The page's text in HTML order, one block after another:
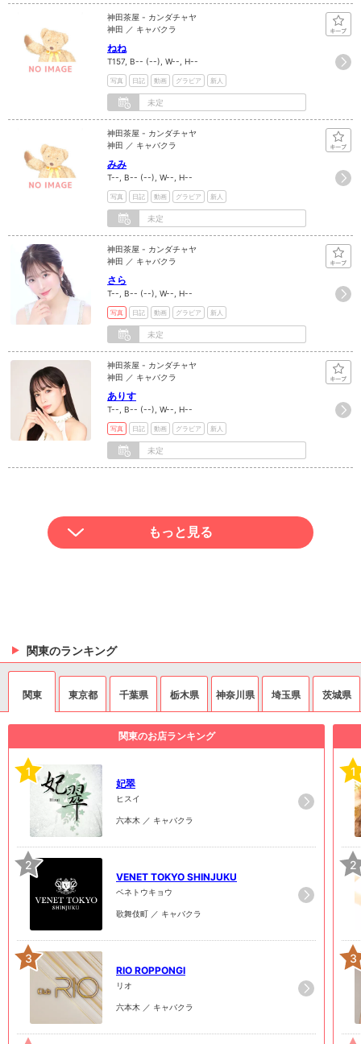
神田茶屋 - カンダチャヤ
神田 ／ キャバクラ
ねね
T157, B-- (--), W--, H--
写真 日記 動画 グラビア 新人
未定
神田茶屋 - カンダチャヤ
神田 ／ キャバクラ
みみ
T--, B-- (--), W--, H--
写真 日記 動画 グラビア 新人
未定
神田茶屋 - カンダチャヤ
神田 ／ キャバクラ
さら
T--, B-- (--), W--, H--
写真 日記 動画 グラビア 新人
未定
神田茶屋 - カンダチャヤ
神田 ／ キャバクラ
ありす
T--, B-- (--), W--, H--
写真 日記 動画 グラビア 新人
未定
もっと見る
関東のランキング
関東 東京都 千葉県 栃木県 神奈川県 埼玉県 茨城県
関東のお店ランキング
1
妃翠
ヒスイ
六本木 ／ キャバクラ
2
VENET TOKYO SHINJUKU
ベネトウキョウ
歌舞伎町 ／ キャバクラ
3
RIO ROPPONGI
リオ
六本木 ／ キャバクラ
1
2
3